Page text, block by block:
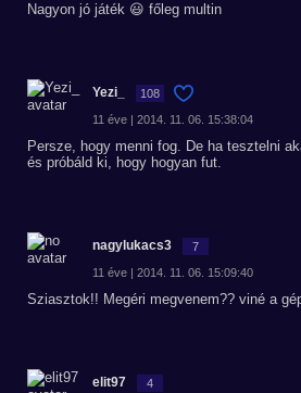
Nagyon jó játék 😃 főleg multin
Yezi_ 108
11 éve | 2014. 11. 06. 15:38:04
Persze, hogy menni fog. De ha tesztelni
és próbáld ki, hogy hogyan fut.
nagylukacs3 7
11 éve | 2014. 11. 06. 15:09:40
Sziasztok!! Megéri megvenem?? viné a
elit97 4